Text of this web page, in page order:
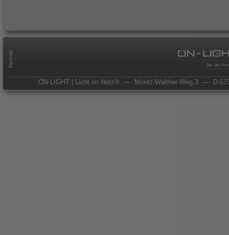
ON-LIGHT | Licht im Netz® — Moritz-Walther-Weg 3 — D-